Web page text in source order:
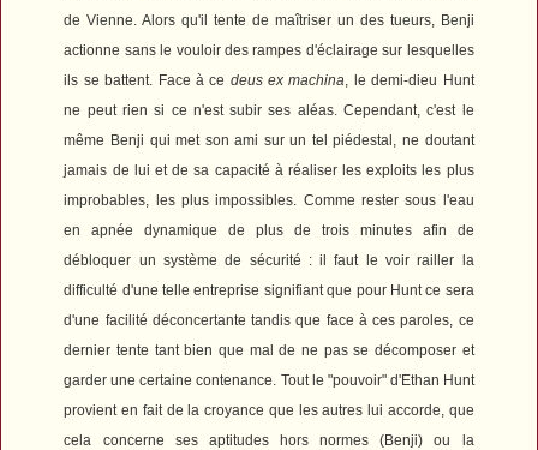
de Vienne. Alors qu'il tente de maîtriser un des tueurs, Benji
actionne sans le vouloir des rampes d'éclairage sur lesquelles
ils se battent. Face à ce deus ex machina
, le demi-dieu Hunt
ne peut rien si ce n'est subir ses aléas. Cependant, c'est le
même Benji qui met son ami sur un tel piédestal, ne doutant
jamais de lui et de sa capacité à réaliser les exploits les plus
improbables, les plus impossibles. Comme rester sous l'eau
en apnée dynamique de plus de trois minutes afin de
débloquer un système de sécurité : il faut le voir railler la
difficulté d'une telle entreprise signifiant que pour Hunt ce sera
d'une facilité déconcertante tandis que face à ces paroles, ce
dernier tente tant bien que mal de ne pas se décomposer et
garder une certaine contenance. Tout le "pouvoir" d'Ethan Hunt
provient en fait de la croyance que les autres lui accorde, que
cela concerne ses aptitudes hors normes (Benji) ou la